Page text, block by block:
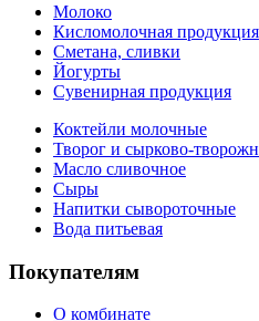
Молоко
Кисломолочная продукция
Сметана, сливки
Йогурты
Сувенирная продукция
Коктейли молочные
Творог и сырково-
Масло сливочное
Сыры
Напитки сывороточные
Вода питьевая
Покупателям
О комбинате